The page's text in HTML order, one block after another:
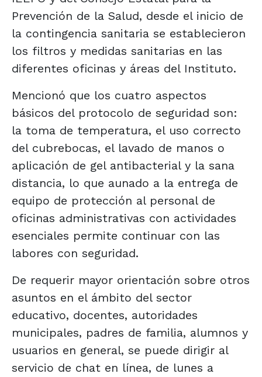
Prevención de la Salud, desde el inicio de
la contingencia sanitaria se establecieron
los filtros y medidas sanitarias en las
diferentes oficinas y áreas del Instituto.
Mencionó que los cuatro aspectos
básicos del protocolo de seguridad son:
la toma de temperatura, el uso correcto
del cubrebocas, el lavado de manos o
aplicación de gel antibacterial y la sana
distancia, lo que aunado a la entrega de
equipo de protección al personal de
oficinas administrativas con actividades
esenciales permite continuar con las
labores con seguridad.
De requerir mayor orientación sobre otros
asuntos en el ámbito del sector
educativo, docentes, autoridades
municipales, padres de familia, alumnos y
usuarios en general, se puede dirigir al
servicio de chat en línea, de lunes a